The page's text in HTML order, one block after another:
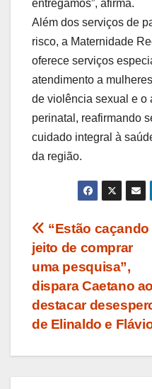
entregamos”, afirma.
Além dos serviços de
risco, a Maternidade
oferece serviços
atendimento a
de violência sexual e o
perinatal, reafirmando
cuidado integral à
da região.
Navegação
de
Post
“Estão caçando
jeito de comprar
uma pesquisa”,
dispara Caetano ao
destacar
de Elinaldo e